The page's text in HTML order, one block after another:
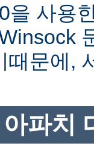
을 사용
때문에,
파치